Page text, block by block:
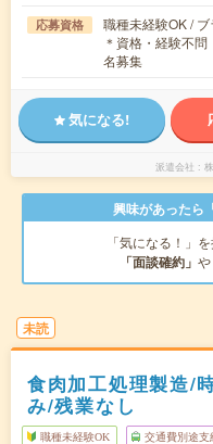
応募資格
職種未経験OK /
＊資格・経験不
名募集
気になる!
派遣会社
興味があったら
「気になる！」
「面談確約」 や
未読
食肉加工処理製造/
み/残業なし
職種未経験OK 交通費別途支